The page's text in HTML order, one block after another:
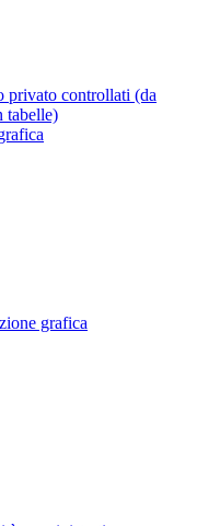
privato controllati (da
tabelle)
grafica